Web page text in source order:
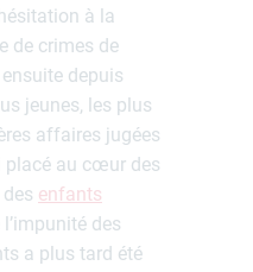
à la
de crimes de
depuis
jeunes, les plus
affaires jugées
placé au cœur des
enfants
des
a plus tard été